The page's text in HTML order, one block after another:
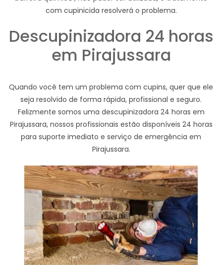
com cupinicida resolverá o problema.
Descupinizadora 24 horas
em Pirajussara
Quando você tem um problema com cupins, quer que ele
seja resolvido de forma rápida, profissional e seguro.
Felizmente somos uma descupinizadora 24 horas em
Pirajussara, nossos profissionais estão disponíveis 24 horas
para suporte imediato e serviço de emergência em
Pirajussara.